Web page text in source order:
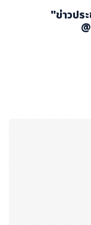
ฝ่ายพัฒนาโอกาส
"ข่าวปร